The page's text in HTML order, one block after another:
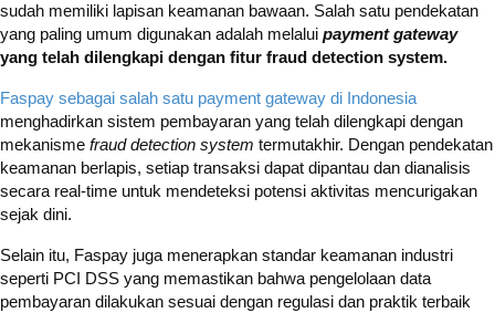
sudah memiliki lapisan keamanan bawaan. Salah satu pendekatan
yang paling umum digunakan adalah melalui payment gateway
yang telah dilengkapi dengan fitur fraud detection system.
Faspay sebagai salah satu payment gateway di Indonesia
menghadirkan sistem pembayaran yang telah dilengkapi dengan
mekanisme fraud detection system termutakhir. Dengan pendekatan
keamanan berlapis, setiap transaksi dapat dipantau dan dianalisis
secara real-time untuk mendeteksi potensi aktivitas mencurigakan
sejak dini.
Selain itu, Faspay juga menerapkan standar keamanan industri
seperti PCI DSS yang memastikan bahwa pengelolaan data
pembayaran dilakukan sesuai dengan regulasi dan praktik terbaik